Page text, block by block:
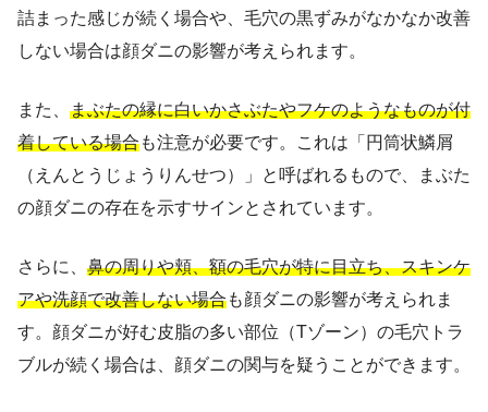
詰まった感じが続く場合や、毛穴の黒ずみがなかなか改善
しない場合は顔ダニの影響が考えられます。
また、 まぶたの縁に白いかさぶたやフケのようなものが付
着している場合も注意が必要です。これは「円筒状鱗屑
（えんとうじょうりんせつ）」と呼ばれるもので、まぶた
の顔ダニの存在を示すサインとされています。
さらに、 鼻の周りや頬、額の毛穴が特に目立ち、スキンケ
アや洗顔で改善しない場合も顔ダニの影響が考えられま
す。顔ダニが好む皮脂の多い部位（Tゾーン）の毛穴トラ
ブルが続く場合は、顔ダニの関与を疑うことができます。